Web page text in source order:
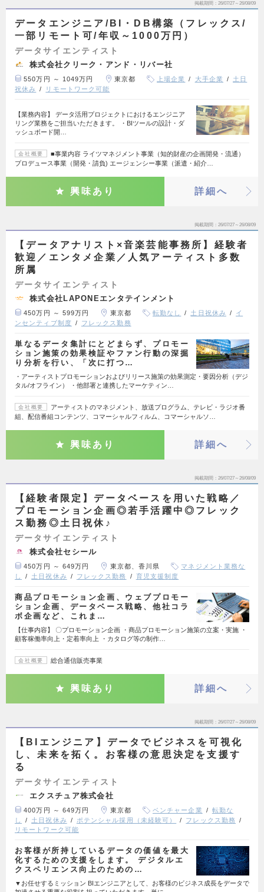
掲載期間 26/07/27～26/08/09
データエンジニア/BI・DB構築（フレックス/
一部リモート可/年収～1000万円）
データサイエンティスト
株式会社クリーク・アンド・リバー社
550万円 ～ 1049万円 東京都 上場企業 大手企業
土日
祝休み
リモートワーク可能
【業務内容】 データ活用プロジェクトにおけるエンジニア
リング業務をご担当いただきます。 ・BIツールの設計・ダ
ッシュボード開…
会社概要
■事業内容 ライツマネジメント事業（知的財産の企画開発・流通）
プロデュース事業（開発・請負) エージェンシー事業（派遣・紹介…
興味あり 詳細へ
掲載期間 26/07/27～26/08/09
【データアナリスト×音楽芸能事務所】経験者
歓迎／エンタメ企業／人気アーティスト多数
所属
データサイエンティスト
株式会社LAPONEエンタテインメント
450万円 ～ 599万円 東京都 転勤なし 土日祝休み
イ
ンセンティブ制度
フレックス勤務
単なるデータ集計にとどまらず、プロモー
ション施策の効果検証やファン行動の深掘
り分析を行い、「次に打つ…
・アーティストプロモーションおよびリリース施策の効果測定・要因分析（デジ
タル/オフライン） ・他部署と連携したマーケティン…
会社概要
アーティストのマネジメント、放送プログラム、テレビ・ラジオ番
組、配信番組コンテンツ、コマーシャルフィルム、コマーシャルソ…
興味あり 詳細へ
掲載期間 26/07/27～26/08/09
【経験者限定】データベースを用いた戦略／
プロモーション企画◎若手活躍中◎フレック
ス勤務◎土日祝休♪
データサイエンティスト
株式会社セシール
450万円 ～ 649万円 東京都、香川県
マネジメント業務な
し
土日祝休み フレックス勤務 育児支援制度
商品プロモーション企画​、ウェブプロモー
ション企画、データベース戦略​、他社コラ
ボ企画​など、これま…
【仕事内容】 〇プロモーション企画​ ・商品プロモーション施策の立案・実施​ ・
顧客稼働率向上・定着率向上​ ・カタログ等の制作…
会社概要 総合通信販売事業
興味あり 詳細へ
掲載期間 26/07/27～26/08/09
【BIエンジニア】データでビジネスを可視化
し、未来を拓く。お客様の意思決定を支援す
る
データサイエンティスト
エクスチュア株式会社
400万円 ～ 649万円 東京都 ベンチャー企業
転勤な
し
土日祝休み ポテンシャル採用（未経験可）
フレックス勤務
リモートワーク可能
お客様が所持しているデータの価値を最大
化するための支援をします。 デジタルエ
クスペリエンス向上のための…
▼お任せするミッション BIエンジニアとして、お客様のビジネス成長をデータで